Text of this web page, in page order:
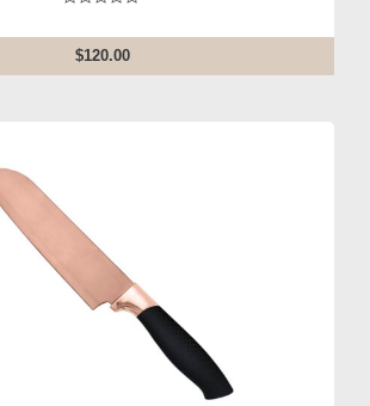
out
of
5
$120.00